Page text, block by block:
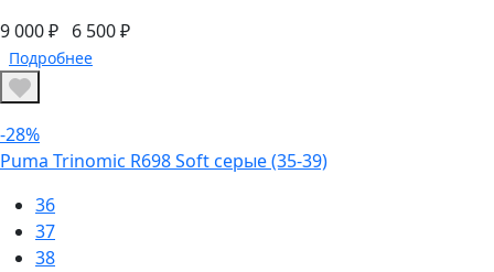
9 000 ₽ 6 500 ₽
Подробнее
-28%
Puma Trinomic R698 Soft серые (35-39)
36
37
38